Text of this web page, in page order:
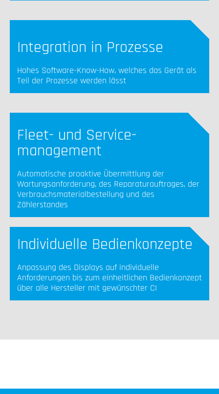
Integration in Prozesse
Hohes Software-Know-How, welches das Gerät als
Teil der Prozesse werden lässt
Fleet- und Service-
management
Automatische proaktive Übermittlung der
Wartungsanforderung, des Reparaturauftrages, der
Verbrauchsmaterialbestellung und des
Zählerstandes
Individuelle Bedienkonzepte
Anpassung des Displays auf individuelle
Anforderungen bis zum einheitlichen Bedienkonzept
über alle Hersteller mit gewünschter CI